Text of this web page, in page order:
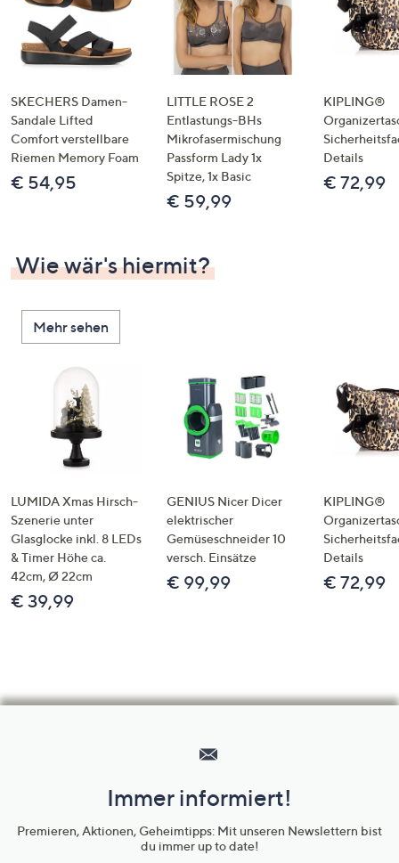
SKECHERS Damen-
Sandale Lifted
Comfort verstellbare
Riemen Memory Foam
€ 54,95
LITTLE ROSE 2
Entlastungs-BHs
Mikrofasermischung
Passform Lady 1x
Spitze, 1x Basic
€ 59,99
KIPLING®
Details
€ 72,99
Wie wär's hiermit?
Mehr sehen
LUMIDA Xmas Hirsch-
Szenerie unter
Glasglocke inkl. 8 LEDs
& Timer Höhe ca.
42cm, Ø 22cm
€ 39,99
GENIUS Nicer Dicer
elektrischer
Gemüseschneider 10
versch. Einsätze
€ 99,99
KIPLING®
Details
€ 72,99
Unternehmensinformationen
Immer informiert!
Premieren, Aktionen, Geheimtipps: Mit unseren Newslettern bist
du immer up to date!